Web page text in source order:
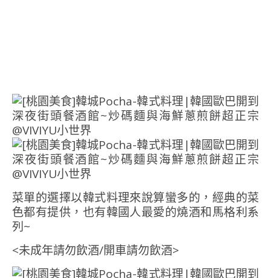
菜單的選擇以韓式料理來說算蠻多的，經典的菜
色都有提供，也有韓國人最愛的燒酒和馬格利系
列~
<未成年請勿飲酒/開車請勿飲酒>